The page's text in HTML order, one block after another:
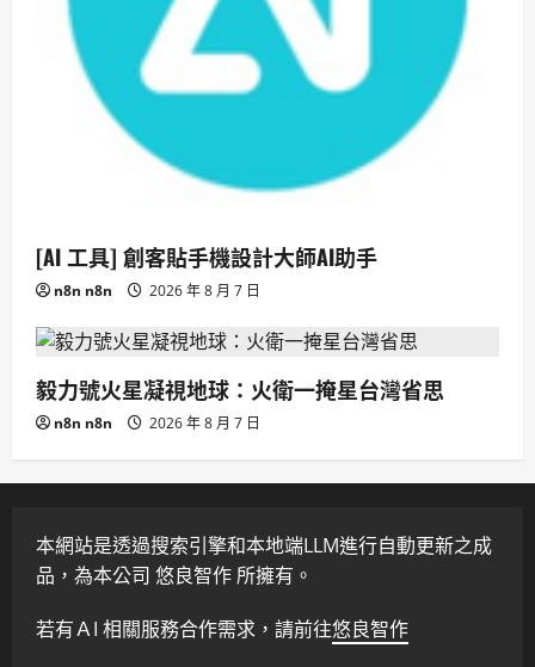
[AI 工具] 創客貼手機設計大師AI助手
n8n n8n 2026 年 8 月 7 日
毅力號火星凝視地球：火衛一掩星台灣省思
n8n n8n 2026 年 8 月 7 日
本網站是透過搜索引擎和本地端LLM進行自動更新之成
品，為本公司 悠良智作 所擁有。
若有ＡI 相關服務合作需求，請前往悠良智作